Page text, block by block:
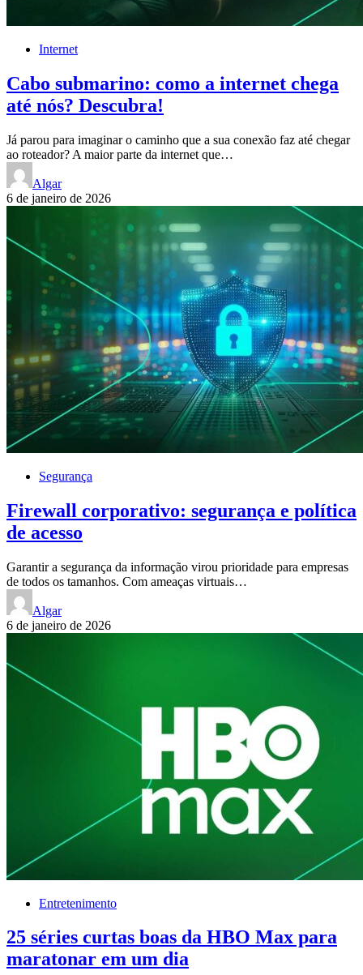
Internet
Cabo submarino: como a internet chega
até nós? Descubra!
Já parou para imaginar o caminho que a sua conexão faz até chegar
ao roteador? A maior parte da internet que…
Algar
6 de janeiro de 2026
Segurança
Firewall corporativo: segurança e política
de acesso
Garantir a segurança da informação virou prioridade para empresas
de todos os tamanhos. Com ameaças virtuais…
Algar
6 de janeiro de 2026
Entretenimento
25 séries curtas boas da HBO Max para
maratonar em um dia